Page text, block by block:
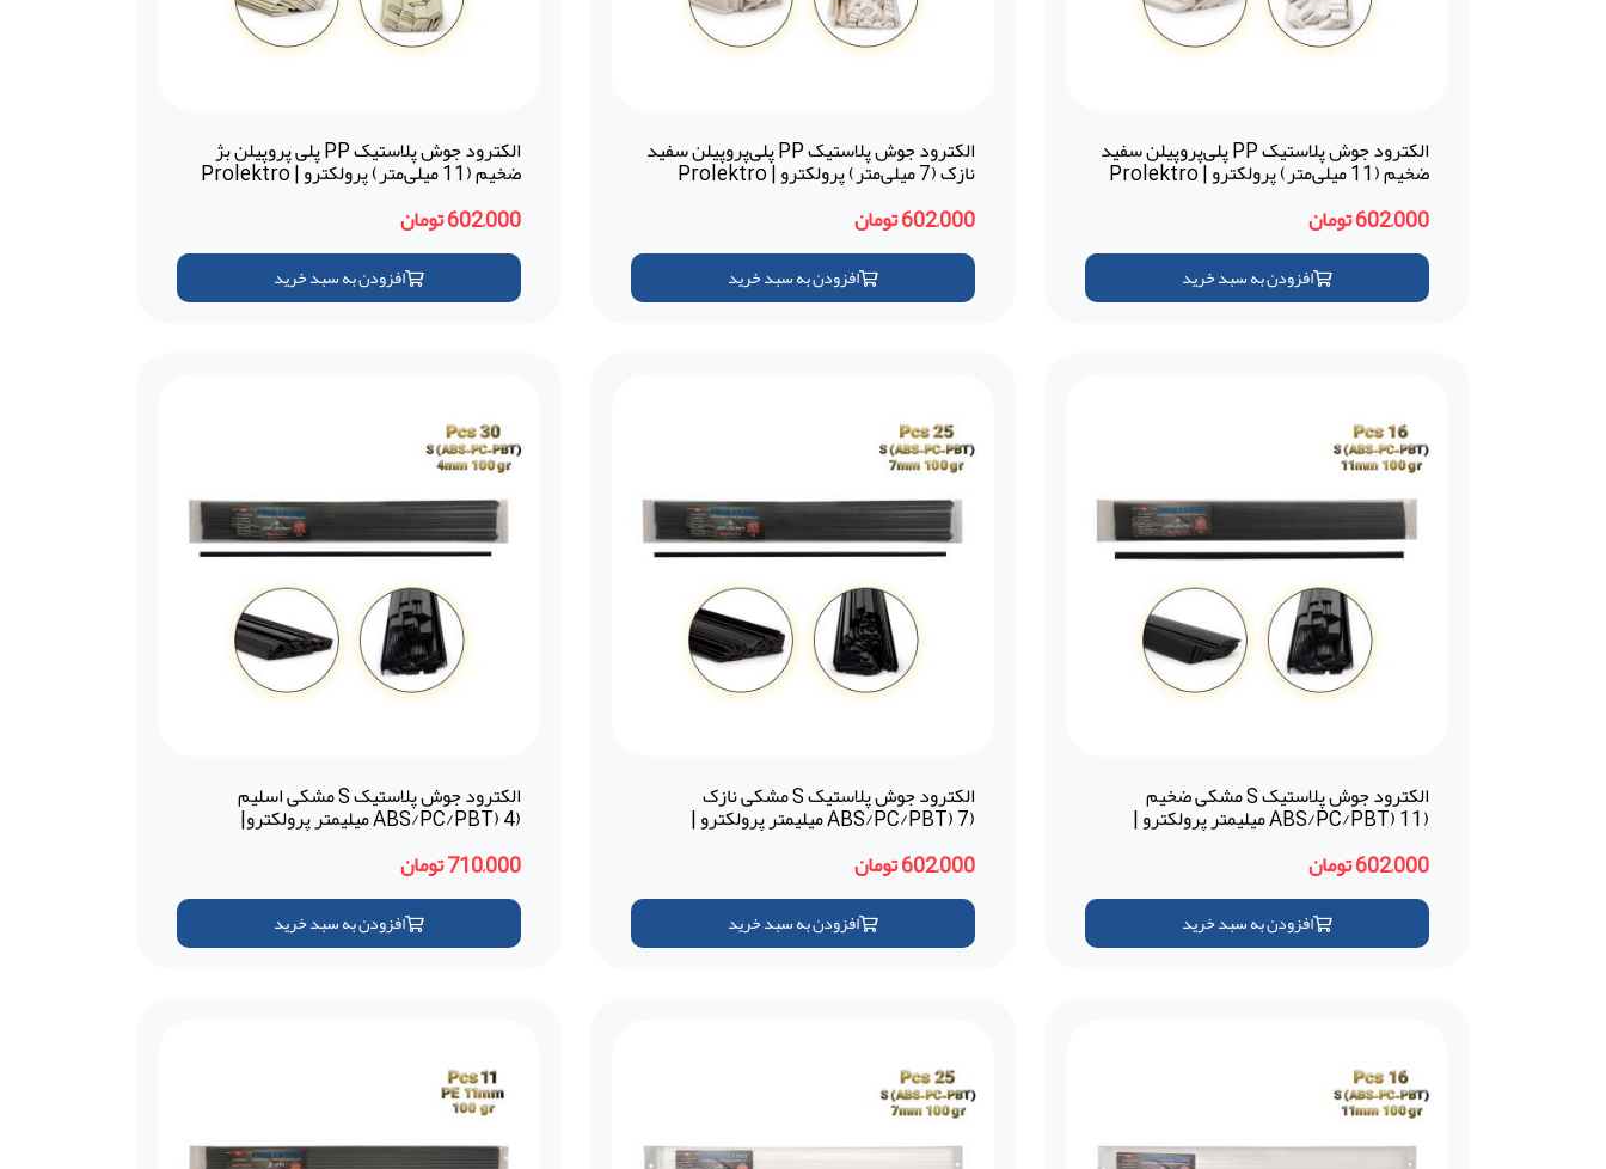
الکترود جوش پلاستیک PP پلی‌پروپیلن سفید
ضخیم (11 میلی‌متر) پرولکترو | Prolektro
(ترکیه)
602,000 تومان
افزودن به سبد خرید
الکترود جوش پلاستیک PP پلی‌پروپیلن سفید
نازک (7 میلی‌متر) پرولکترو | Prolektro
(ترکیه)
602,000 تومان
افزودن به سبد خرید
الکترود جوش پلاستیک PP پلی پروپیلن بژ
ضخیم (11 میلی‌متر) پرولکترو | Prolektro
(ترکیه)
602,000 تومان
افزودن به سبد خرید
الکترود جوش پلاستیک S مشکی ضخیم
(ABS/PC/PBT) 11 میلیمتر پرولکترو |
602,000 تومان
افزودن به سبد خرید
الکترود جوش پلاستیک S مشکی نازک
(ABS/PC/PBT) 7 میلیمتر پرولکترو |
602,000 تومان
افزودن به سبد خرید
الکترود جوش پلاستیک S مشکی اسلیم
(ABS/PC/PBT) 4 میلیمتر پرولکترو|
710,000 تومان
افزودن به سبد خرید